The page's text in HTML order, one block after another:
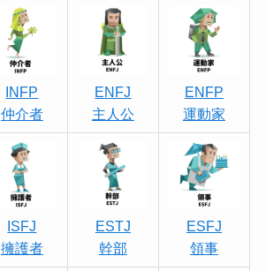
INFP
仲介者
ENFJ
主人公
ENFP
運動家
ISFJ
擁護者
ESTJ
幹部
ESFJ
領事